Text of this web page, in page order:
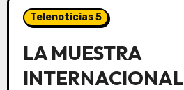
Telenoticias 5
LA MUESTRA
INTERNACIONAL